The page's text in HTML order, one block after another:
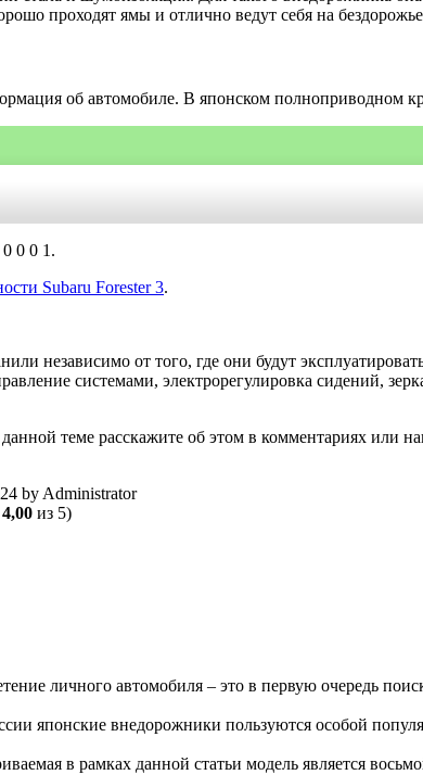
проходят ямы и отлично ведут себя на
об автомобиле. В японском полноприводном
0 0 1.
Subaru Forester 3.
независимо от того, где они будут
системами, электрорегулировка сидений,
теме расскажите об этом в комментариях или
by Administrator
4,00 из 5)
личного автомобиля – это в первую очередь
японские внедорожники пользуются особой
в рамках данной статьи модель является